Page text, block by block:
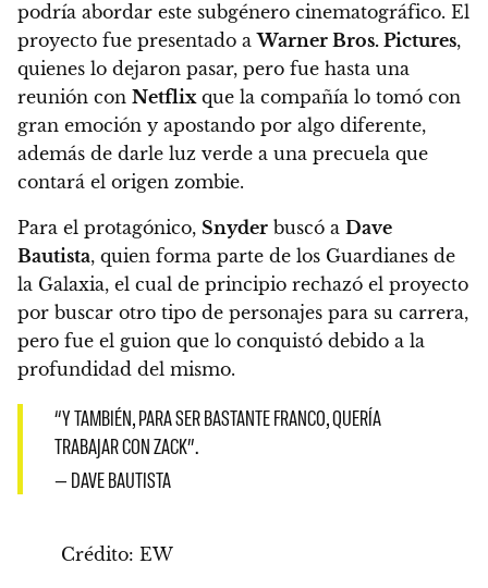
podría abordar este subgénero cinematográfico. El
proyecto fue presentado aWarner Bros. Pictures,
quienes lo dejaron pasar, pero fue hasta una
reunión con Netflixque la compañía lo tomó con
gran emoción y apostando por algo diferente,
además de darle luz verde a una precuela que
contará el origen zombie.
Para el protagónico, Snyder buscó a Dave
Bautista, quien forma parte de los Guardianes de
la Galaxia, el cual de principio rechazó el proyecto
por buscar otro tipo de personajes para su carrera,
pero fue el guion que lo conquistó debido a la
profundidad del mismo.
“Y TAMBIÉN, PARA SER BASTANTE FRANCO, QUERÍA
TRABAJAR CON ZACK”.
— DAVE BAUTISTA
Crédito: EW